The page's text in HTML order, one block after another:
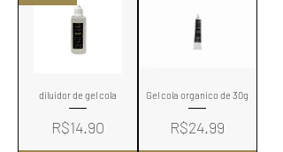
diluidor de gel cola
Price
R$14.90
Gel cola organico de 30g
Price
R$24.99